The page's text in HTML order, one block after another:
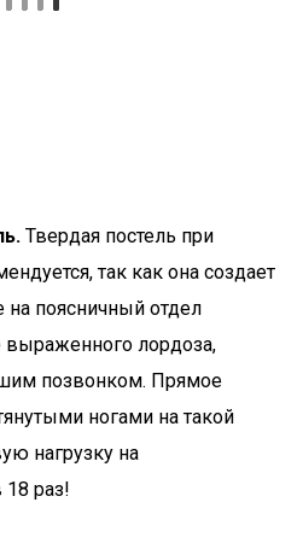
Твердая постель при
так как она создает
на поясничный отдел
выраженного лордоза,
позвонком. Прямое
ногами на такой
нагрузку на
раз!